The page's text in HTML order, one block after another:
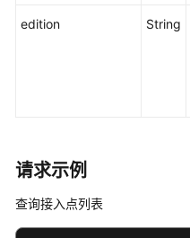
管
发
edition String
请求示例
查询接入点列表